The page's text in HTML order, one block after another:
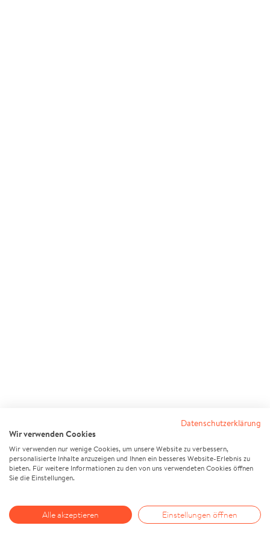
Datenschutzerklärung
Wir verwenden Cookies
Wir verwenden nur wenige Cookies, um unsere Website zu verbessern,
personalisierte Inhalte anzuzeigen und Ihnen ein besseres Website-Erlebnis zu
bieten. Für weitere Informationen zu den von uns verwendeten Cookies öffnen
Sie die Einstellungen.
Alle akzeptieren Einstellungen öffnen